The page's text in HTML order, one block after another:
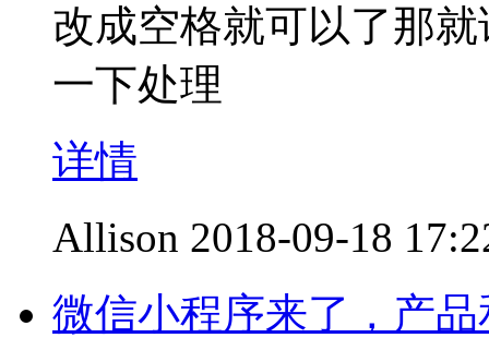
改成空格就可以了那
一下处理
详情
Allison 2018-09-18
微信小程序来了，产